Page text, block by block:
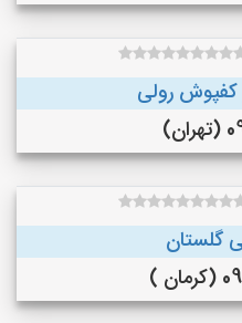
کفپوش رولی
گلستان
)